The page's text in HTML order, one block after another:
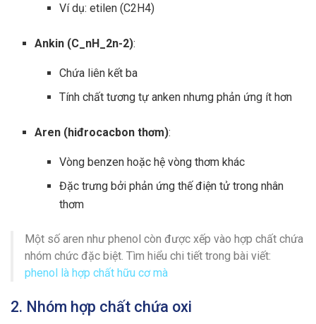
Ví dụ: etilen (C2H4)
Ankin (C_nH_2n-2):
Chứa liên kết ba
Tính chất tương tự anken nhưng phản ứng ít hơn
Aren (hiđrocacbon thơm):
Vòng benzen hoặc hệ vòng thơm khác
Đặc trưng bởi phản ứng thế điện tử trong nhân
thơm
Một số aren như phenol còn được xếp vào hợp chất chứa
nhóm chức đặc biệt. Tìm hiểu chi tiết trong bài viết:
phenol là hợp chất hữu cơ mà
2. Nhóm hợp chất chứa oxi